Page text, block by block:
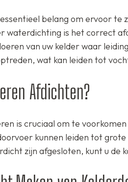
belang om ervoor te
waterdichting is het correct
van uw kelder waar
wat kan leiden tot
Afdichten?
is cruciaal om te
kunnen leiden tot
zijn afgesloten, kunt u de